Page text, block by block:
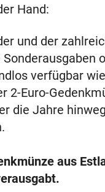
Hand:
und der
verfügbar
2-Euro-
die Jahre
aus